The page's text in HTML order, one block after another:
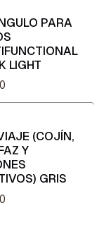
PARA
LIGHT
(COJÍN,
Y
GRIS